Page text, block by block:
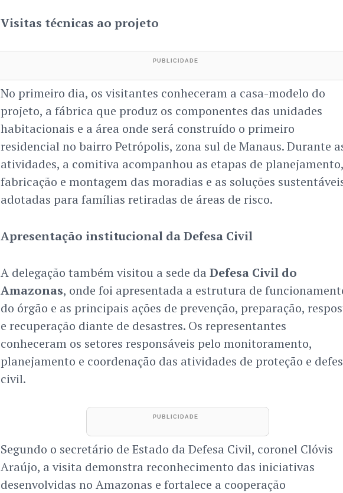
Visitas técnicas ao projeto
No primeiro dia, os visitantes conheceram a casa-modelo do
projeto, a fábrica que produz os componentes das unidades
habitacionais e a área onde será construído o primeiro
residencial no bairro Petrópolis, zona sul de Manaus. Durante
atividades, a comitiva acompanhou as etapas de planejamento,
fabricação e montagem das moradias e as soluções
adotadas para famílias retiradas de áreas de risco.
Apresentação institucional da Defesa Civil
A delegação também visitou a sede da Defesa Civil do
Amazonas, onde foi apresentada a estrutura de
do órgão e as principais ações de prevenção, preparação,
e recuperação diante de desastres. Os representantes
conheceram os setores responsáveis pelo monitoramento,
planejamento e coordenação das atividades de proteção e
civil.
Segundo o secretário de Estado da Defesa Civil, coronel Clóvis
Araújo, a visita demonstra reconhecimento das iniciativas
desenvolvidas no Amazonas e fortalece a cooperação